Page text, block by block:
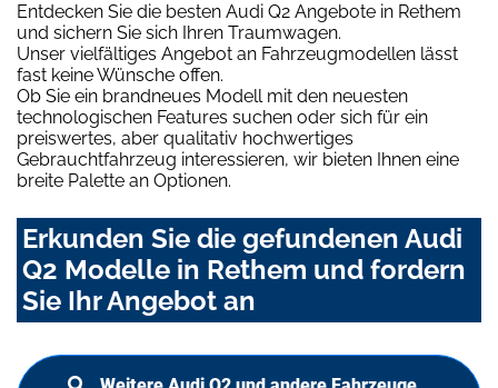
Entdecken Sie die besten Audi Q2 Angebote in Rethem
und sichern Sie sich Ihren Traumwagen.
Unser vielfältiges Angebot an Fahrzeugmodellen lässt
fast keine Wünsche offen.
Ob Sie ein brandneues Modell mit den neuesten
technologischen Features suchen oder sich für ein
preiswertes, aber qualitativ hochwertiges
Gebrauchtfahrzeug interessieren, wir bieten Ihnen eine
breite Palette an Optionen.
Erkunden Sie die gefundenen Audi
Q2 Modelle in Rethem und fordern
Sie Ihr Angebot an